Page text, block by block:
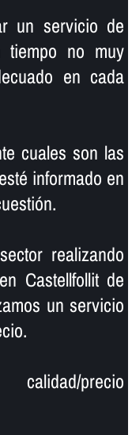
un servicio de
tiempo no muy
en cada
cuales son las
informado en
realizando
Castellfollit de
un servicio
precio